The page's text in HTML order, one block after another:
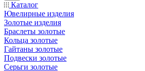
Каталог
Ювелирные изделия
Золотые изделия
Браслеты золотые
Кольца золотые
Гайтаны золотые
Подвески золотые
Серьги золотые